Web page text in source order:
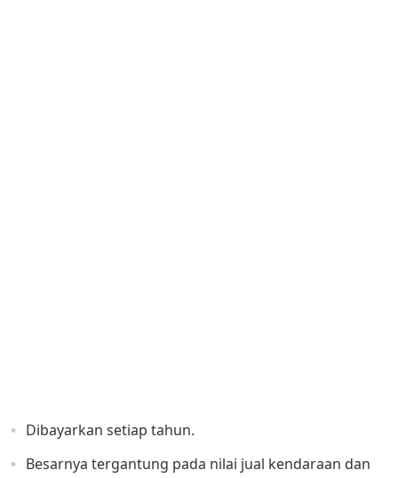
Dibayarkan setiap tahun.
Besarnya tergantung pada nilai jual kendaraan dan